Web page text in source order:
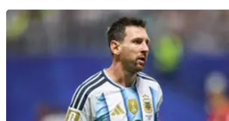
0+ Répondre
Joueur qui mérite beaucoup mieu que l'olympique
22 mai 2025 à 10:02 +0
J'ai du mal à y croire ^^